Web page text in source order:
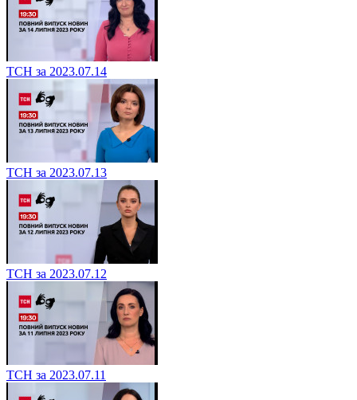
ТСН за 2023.07.14
ТСН за 2023.07.13
ТСН за 2023.07.12
ТСН за 2023.07.11